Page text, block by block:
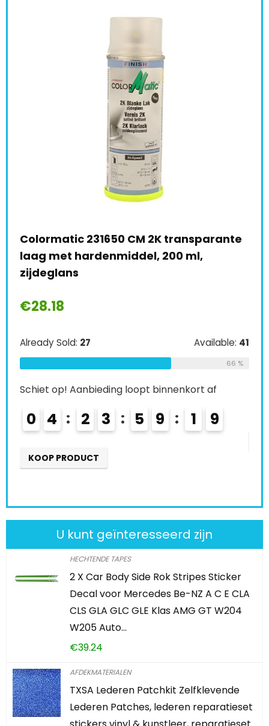
transparante
ml,
Available:41
af
1 8
Troton Structuurlak zwart 3 x
spray plastic lak structuur
Schiet op! Aanbieding loopt
5
U kunt geïnteresseerd zijn
HECHTENDE TAPES
2 X Car Body Side Rok Stripes Sticker
Decal voor Mercedes Be-NZ A C E CLA
CLS GLA GLC GLE Klas AMG GT W204
W205 Auto…
€39.24
AFDEKMATERIALEN
TXSA Lederen Patchkit Zelfklevende
Lederen Patches, lederen reparatieset